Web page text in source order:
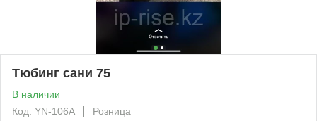
Тюбинг сани 75
В наличии
Код: YN-106А
Розница